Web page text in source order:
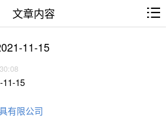
文章内容
11-15
11-15
有限公司